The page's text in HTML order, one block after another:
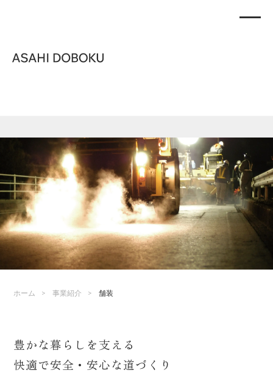
ホーム > 事業紹介 > 舗装
豊かな暮らしを支える
快適で安全・安心な道づくり